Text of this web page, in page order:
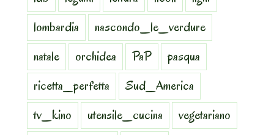
lombardia
nascondo_le_verdure
natale
orchidea PaP
pasqua
ricetta_perfetta
Sud_America
tv_kino
utensile_cucina
vegetariano